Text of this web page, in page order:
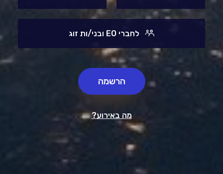
לחברי EO ובני/ות זוג
הרשמה
מה באירוע?